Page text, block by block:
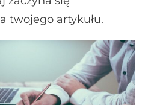
twojego artykułu.